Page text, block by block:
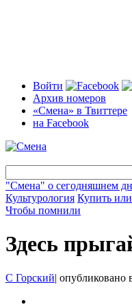
Войти
Архив номеров
«Смена» в Твиттере
на Facebook
"Смена" о сегодняшнем
Культурология Купить
Чтобы помнили
Здесь
С Горский| опубликовано